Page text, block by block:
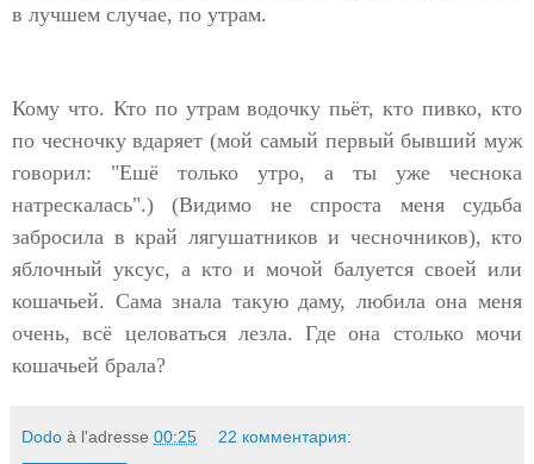
в лучшем случае, по утрам.
Кому что. Кто по утрам водочку пьёт, кто пивко, кто
по чесночку вдаряет (мой самый первый бывший муж
говорил: "Ешё только утро, а ты уже чеснока
натрескалась".) (Видимо не спроста меня судьба
забросила в край лягушатников и чесночников), кто
яблочный уксус, а кто и мочой балуется своей или
кошачьей. Cама знала такую даму, любила она меня
очень, всё целоваться лезла. Где она столько мочи
кошачьей брала?
Dodo à l'adresse 00:25 22 комментария: